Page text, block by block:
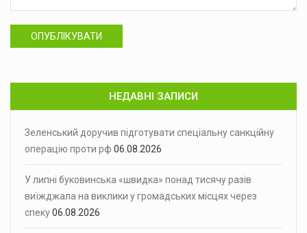
ОПУБЛІКУВАТИ
НЕДАВНІ ЗАПИСИ
Зеленський доручив підготувати спеціальну санкційну
операцію проти рф 06.08.2026
У липні буковинська «швидка» понад тисячу разів
виїжджала на виклики у громадських місцях через
спеку06.08.2026